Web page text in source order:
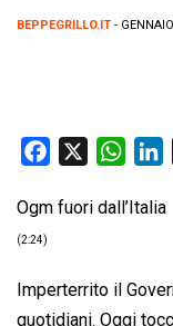
BEPPEGRILLO.IT -
c
o
W
a
A
n
d
Ogm fuori dall’Italia
(2:24)
Imperterrito il
quotidiani. Oggi